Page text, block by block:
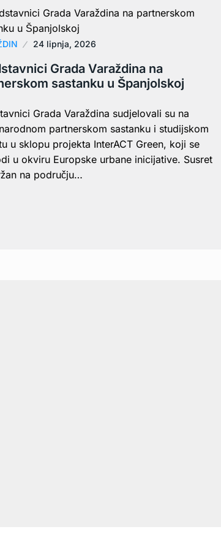
24 lipnja, 2026
Grada Varaždina na
sastanku u Španjolskoj
Grada Varaždina sudjelovali su na
partnerskom sastanku i studijskom
u sklopu projekta InterACT Green, koji se
u okviru Europske urbane inicijative. Susret
na području…